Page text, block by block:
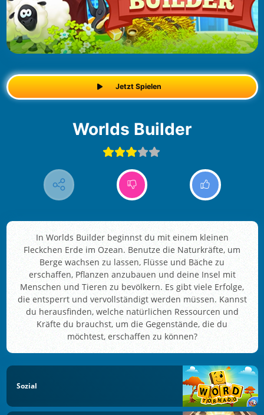
Jetzt Spielen
Worlds Builder
In Worlds Builder beginnst du mit einem kleinen
Fleckchen Erde im Ozean. Benutze die Naturkräfte, um
Berge wachsen zu lassen, Flüsse und Bäche zu
erschaffen, Pflanzen anzubauen und deine Insel mit
Menschen und Tieren zu bevölkern. Es gibt viele Erfolge,
die entsperrt und vervollständigt werden müssen. Kannst
du herausfinden, welche natürlichen Ressourcen und
Kräfte du brauchst, um die Gegenstände, die du
möchtest, erschaffen zu können?
Sozial